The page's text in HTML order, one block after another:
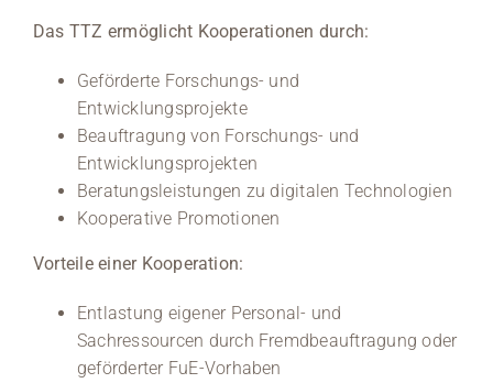
Das TTZ ermöglicht Kooperationen durch:
Geförderte Forschungs- und
Entwicklungsprojekte
Beauftragung von Forschungs- und
Entwicklungsprojekten
Beratungsleistungen zu digitalen Technologien
Kooperative Promotionen
Vorteile einer Kooperation:
Entlastung eigener Personal- und
Sachressourcen durch Fremdbeauftragung oder
geförderter FuE-Vorhaben